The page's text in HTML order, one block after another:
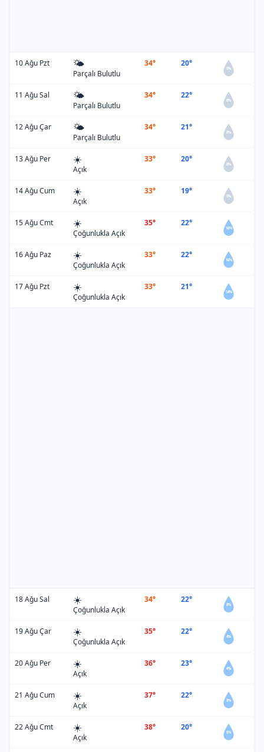
10 Ağu Pzt 🌤️
Parçalı Bulutlu
34° 20°
0%
11 Ağu Sal 🌤️
Parçalı Bulutlu
34° 22°
0%
12 Ağu Çar 🌤️
Parçalı Bulutlu
34° 21°
0%
13 Ağu Per ☀️
Açık
33° 20°
0%
14 Ağu Cum ☀️
Açık
33° 19°
0%
15 Ağu Cmt ☀️
Çoğunlukla Açık
35° 22°
16%
16 Ağu Paz ☀️
Çoğunlukla Açık
33° 22°
16%
17 Ağu Pzt ☀️
Çoğunlukla Açık
33° 21°
14%
18 Ağu Sal ☀️
Çoğunlukla Açık
34° 22°
8%
19 Ağu Çar ☀️
Çoğunlukla Açık
35° 22°
4%
20 Ağu Per ☀️
Açık
36° 23°
4%
21 Ağu Cum ☀️
Açık
37° 22°
8%
22 Ağu Cmt ☀️
Açık
38° 20°
5%